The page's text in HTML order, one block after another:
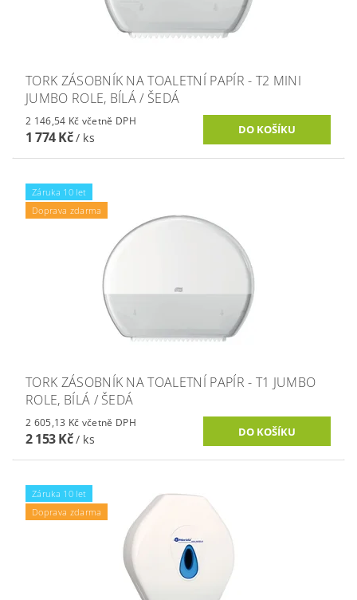
TORK ZÁSOBNÍK NA TOALETNÍ PAPÍR - T2 MINI
JUMBO ROLE, BÍLÁ / ŠEDÁ
2 146,54 Kč včetně DPH
1 774 Kč/ ks
Záruka 10 let
Doprava zdarma
TORK ZÁSOBNÍK NA TOALETNÍ PAPÍR - T1 JUMBO
ROLE, BÍLÁ / ŠEDÁ
2 605,13 Kč včetně DPH
2 153 Kč/ ks
Záruka 10 let
Doprava zdarma